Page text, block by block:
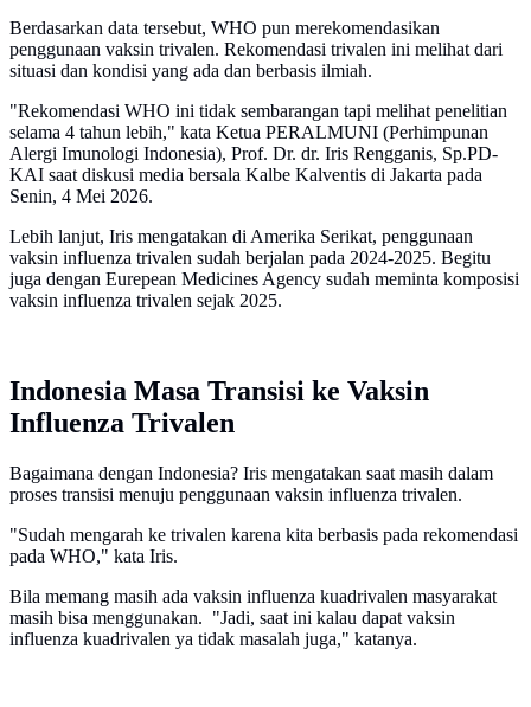
Berdasarkan data tersebut, WHO pun merekomendasikan
penggunaan vaksin trivalen. Rekomendasi trivalen ini melihat dari
situasi dan kondisi yang ada dan berbasis ilmiah.
"Rekomendasi WHO ini tidak sembarangan tapi melihat penelitian
selama 4 tahun lebih," kata Ketua PERALMUNI (Perhimpunan
Alergi Imunologi Indonesia), Prof. Dr. dr. Iris Rengganis, Sp.PD-
KAI saat diskusi media bersala Kalbe Kalventis di Jakarta pada
Senin, 4 Mei 2026.
Lebih lanjut, Iris mengatakan di Amerika Serikat, penggunaan
vaksin influenza trivalen sudah berjalan pada 2024-2025. Begitu
juga dengan Eurepean Medicines Agency sudah meminta komposisi
vaksin influenza trivalen sejak 2025.
Indonesia Masa Transisi ke Vaksin
Influenza Trivalen
Bagaimana dengan Indonesia? Iris mengatakan saat masih dalam
proses transisi menuju penggunaan vaksin influenza trivalen.
"Sudah mengarah ke trivalen karena kita berbasis pada rekomendasi
pada WHO," kata Iris.
Bila memang masih ada vaksin influenza kuadrivalen masyarakat
masih bisa menggunakan. "Jadi, saat ini kalau dapat vaksin
influenza kuadrivalen ya tidak masalah juga," katanya.